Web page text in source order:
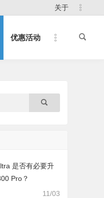
关于
优惠活动
是否有必要升
Pro？
11/03